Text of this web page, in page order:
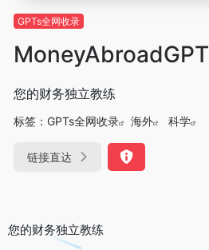
GPTs全网收录
MoneyAbroadGPT
您的财务独立教练
标签： GPTs全网收录 海外 科学
链接直达
您的财务独立教练